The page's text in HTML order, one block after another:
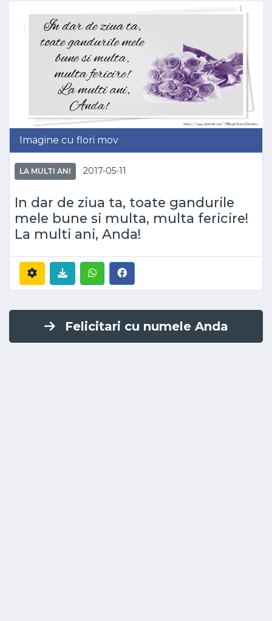
Imagine cu flori mov
LA MULTI ANI 2017-05-11
In dar de ziua ta, toate gandurile
mele bune si multa, multa fericire!
La multi ani, Anda!
Felicitari cu numele Anda